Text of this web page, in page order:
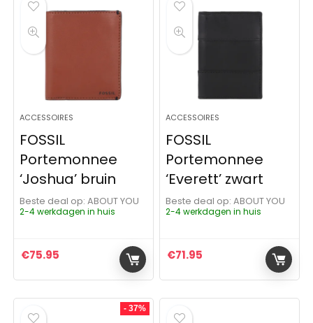
ACCESSOIRES
FOSSIL
Portemonnee
‘Joshua’ bruin
Beste deal op:
ABOUT YOU
2-4 werkdagen in huis
€75.95
ACCESSOIRES
FOSSIL
Portemonnee
‘Everett’ zwart
Beste deal op:
ABOUT YOU
2-4 werkdagen in huis
€71.95
- 37%